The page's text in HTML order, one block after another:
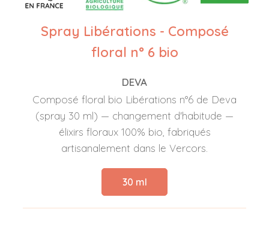
Spray Libérations - Composé
floral n° 6 bio
DEVA
Composé floral bio Libérations n°6 de Deva
(spray 30 ml) — changement d'habitude —
élixirs floraux 100% bio, fabriqués
artisanalement dans le Vercors.
30 ml